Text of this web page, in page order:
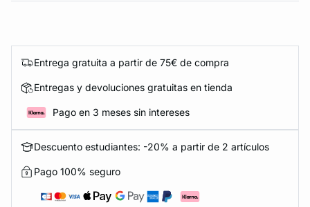
Entrega gratuita a partir de 75€ de compra
Entregas y devoluciones gratuitas en tienda
Pago en 3 meses sin intereses
Descuento estudiantes: -20% a partir de 2 artículos
Pago 100% seguro